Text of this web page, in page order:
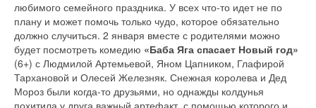
любимого семейного праздника. У всех что-то идет не по
плану и может помочь только чудо, которое обязательно
должно случиться. 2 января вместе с родителями можно
будет посмотреть комедию «Баба Яга спасает Новый год»
(6+) с Людмилой Артемьевой, Яном Цапником, Глафирой
Тархановой и Олесей Железняк. Снежная королева и Дед
Мороз были когда-то друзьями, но однажды колдунья
похитила у друга важный артефакт, с помощью которого и